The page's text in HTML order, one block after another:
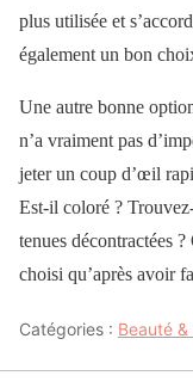
plus utilisée et
également un bon
Une autre bonne
n’a vraiment pas
jeter un coup d’œil
Est-il coloré ?
tenues décontractées
choisi qu’après avoir
Catégories : Beauté